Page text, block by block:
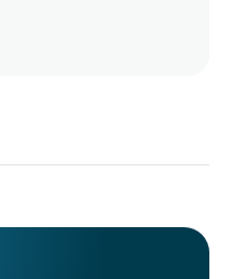
freuen uns sehr,